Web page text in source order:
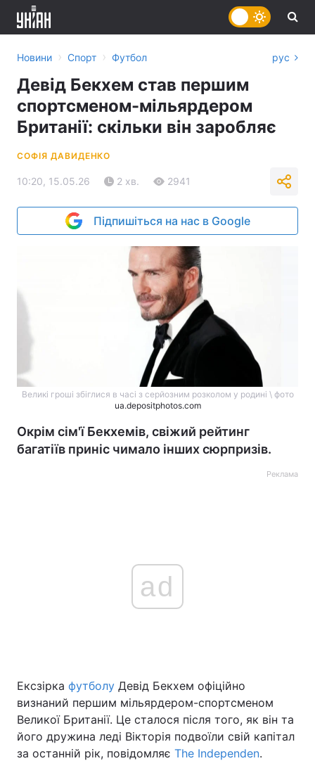
Головна Війна
Україна Політика
Економіка Світ
Новини › Спорт › Футбол рус
Девід Бекхем став першим
спортсменом-мільярдером
Британії: скільки він заробляє
СОФІЯ ДАВИДЕНКО
10:20, 15.05.26 2 хв. 2941
Підпишіться на нас в Google
Великі гроші збіглися в часі з серйозним розколом у родині \ фото
ua.depositphotos.com
Окрім сім'ї Бекхемів, свіжий рейтинг
багатіїв приніс чимало інших сюрпризів.
Реклама
ad
Ексзірка футболу Девід Бекхем офіційно
визнаний першим мільярдером-спортсменом
Великої Британії. Це сталося після того, як він та
його дружина леді Вікторія подвоїли свій капітал
за останній рік, повідомляє The Independen.